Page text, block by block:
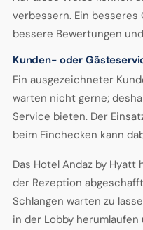
verbessern. Ein
bessere Bewertungen
Kunden- oder
Ein ausgezeichneter
warten nicht gerne;
Service bieten. Der
beim Einchecken kann
Das Hotel Andaz by Hyatt
der Rezeption
Schlangen warten zu
in der Lobby